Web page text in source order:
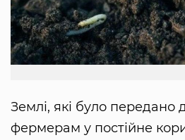
Землі, які було
фермерам у постійне